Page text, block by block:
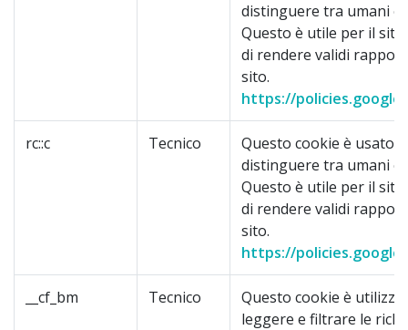
distinguere tra umani e
Questo è utile per il sito
di rendere validi
sito.
https://
rc::c Tecnico
Questo cookie è usato
distinguere tra umani e
Questo è utile per il sito
di rendere validi
sito.
https://
__cf_bm Tecnico
Questo cookie è
leggere e filtrare le